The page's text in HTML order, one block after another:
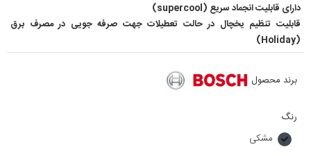
دارای قابلیت انجماد سریع (supercool)
قابلیت تنظیم یخچال در حالت تعطیلات جهت صرفه جویی در مصرف برق
(Holiday)
برند محصول
رنگ
مشکی